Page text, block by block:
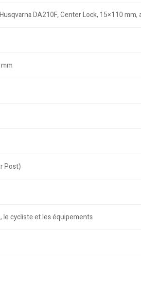
DA210F, Center Lock, 15×110 mm,
Post)
le cycliste et les équipements